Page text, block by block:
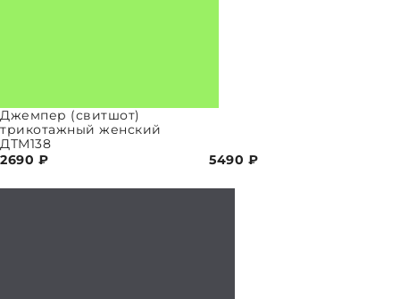
Джемпер (свитшот)
трикотажный женский
ДТМ138
2690 ₽ 5490 ₽